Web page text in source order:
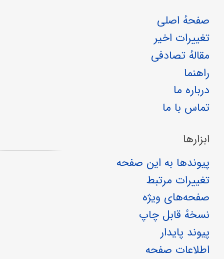
صفحهٔ اصلی
تغییرات اخیر
مقالهٔ تصادفی
راهنما
درباره ما
تماس با ما
ابزارها
پیوندها به این صفحه
تغییرات مرتبط
صفحه‌های ویژه
نسخهٔ قابل چاپ
پیوند پایدار
اطلاعات صفحه